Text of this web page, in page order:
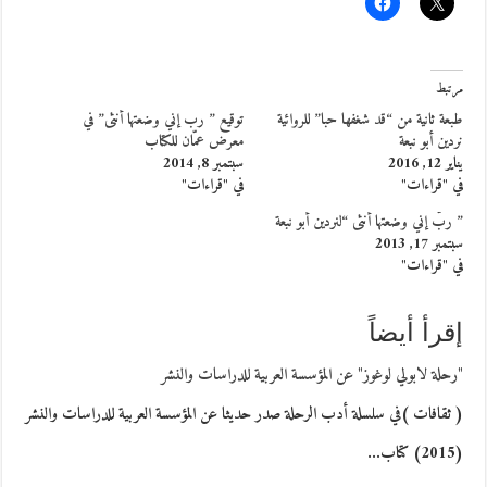
مرتبط
طبعة ثانية من “قد شغفها حبا” للروائية
نردين أبو نبعة
يناير 12, 2016
في "قراءات"
توقيع ” رب إني وضعتها أنثى” في
معرض عمّان للكتاب
سبتمبر 8, 2014
في "قراءات"
” ربّ إني وضعتها أنثى “لنردين أبو نبعة
سبتمبر 17, 2013
في "قراءات"
إقرأ أيضاً
"رحلة لابولي لوغوز" عن المؤسسة العربية للدراسات والنشر
( ثقافات )في سلسلة أدب الرحلة صدر حديثا عن المؤسسة العربية للدراسات والنشر
(2015) كتاب…